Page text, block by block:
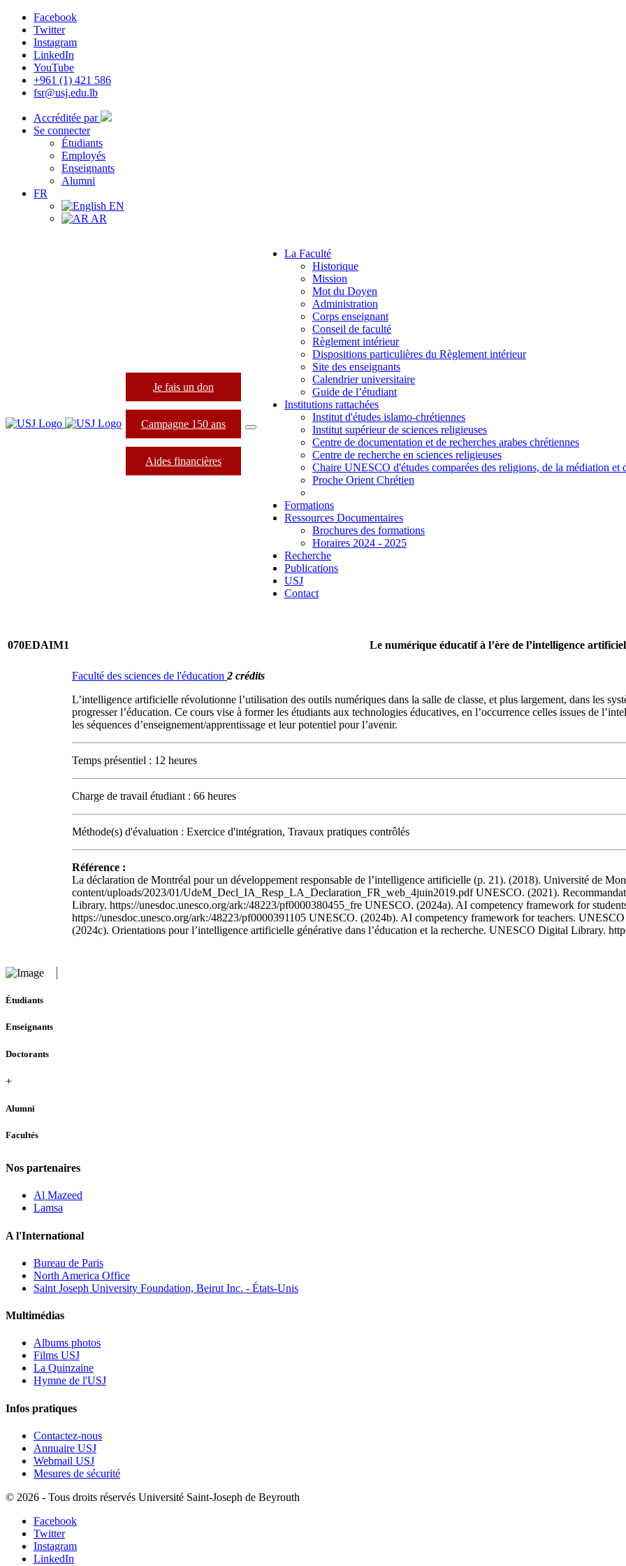
Facebook
Twitter
Instagram
LinkedIn
YouTube
+961 (1) 421 586
fsr@usj.edu.lb
Accréditée par
Se connecter
Étudiants
Employés
Enseignants
Alumni
FR
EN
AR
Je fais un don
Campagne 150 ans
Aides financières
La Faculté
Historique
Mission
Mot du Doyen
Administration
Corps enseignant
Conseil de faculté
Règlement intérieur
Dispositions particulières du Règlement intérieur
Site des enseignants
Calendrier universitaire
Guide de l’étudiant
Institutions rattachées
Institut d'études islamo-chrétiennes
Institut supérieur de sciences religieuses
Centre de documentation et de recherches arabes chrétiennes
Centre de recherche en sciences religieuses
Chaire UNESCO d'études comparées des religions, de la médiation et
Proche Orient Chrétien
Formations
Ressources Documentaires
Brochures des formations
Horaires 2024 - 2025
Recherche
Publications
USJ
Contact
070EDAIM1 Le numérique éducatif à l’ère de l’intelligence
Faculté des sciences de l'éducation 2 crédits
L’intelligence artificielle révolutionne l’utilisation des outils numériques dans la salle de classe, et plus largement, dans les
progresser l’éducation. Ce cours vise à former les étudiants aux technologies éducatives, en l’occurrence celles issues de
les séquences d’enseignement/apprentissage et leur potentiel pour l’avenir.
Temps présentiel : 12 heures
Charge de travail étudiant : 66 heures
Méthode(s) d'évaluation : Exercice d'intégration, Travaux pratiques contrôlés
Référence :
La déclaration de Montréal pour un développement responsable de l’intelligence artificielle (p. 21). (2018). Université de
content/uploads/2023/01/UdeM_Decl_IA_Resp_LA_Declaration_FR_web_4juin2019.pdf UNESCO. (2021).
Library. https://unesdoc.unesco.org/ark:/48223/pf0000380455_fre UNESCO. (2024a). AI competency framework for
https://unesdoc.unesco.org/ark:/48223/pf0000391105 UNESCO. (2024b). AI competency framework for teachers.
(2024c). Orientations pour l’intelligence artificielle générative dans l’éducation et la recherche. UNESCO Digital Library.
Étudiants
Enseignants
Doctorants
+
Alumni
Facultés
Nos partenaires
Al Mazeed
Lamsa
A l'International
Bureau de Paris
North America Office
Saint Joseph University Foundation, Beirut Inc. - États-Unis
Multimédias
Albums photos
Films USJ
La Quinzaine
Hymne de l'USJ
Infos pratiques
Contactez-nous
Annuaire USJ
Webmail USJ
Mesures de sécurité
© 2026 - Tous droits réservés Université Saint-Joseph de Beyrouth
Facebook
Twitter
Instagram
LinkedIn